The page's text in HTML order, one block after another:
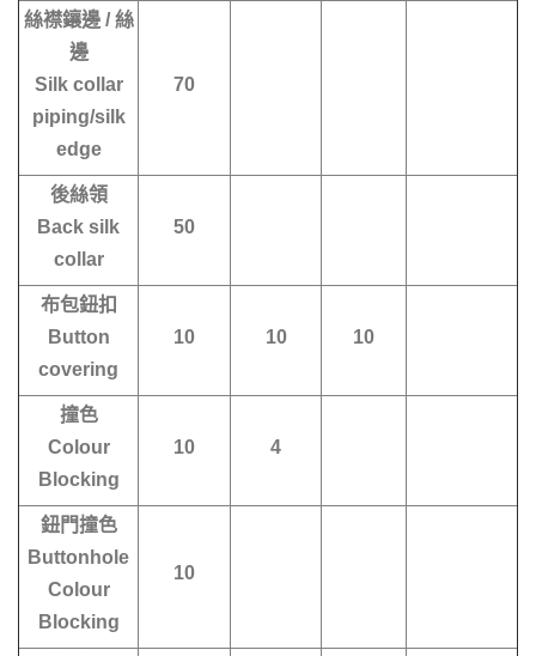
絲襟鑲邊 / 絲
邊
Silk collar
piping/silk
edge
70
後絲領
Back silk
collar
50
布包鈕扣
Button
covering
10 10 10
撞色
Colour
Blocking
10 4
鈕門撞色
Buttonhole
Colour
Blocking
10